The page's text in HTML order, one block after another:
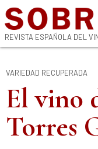
REVISTA ESPAÑOLA DEL
VARIEDAD RECUPERADA
El vino
Torres